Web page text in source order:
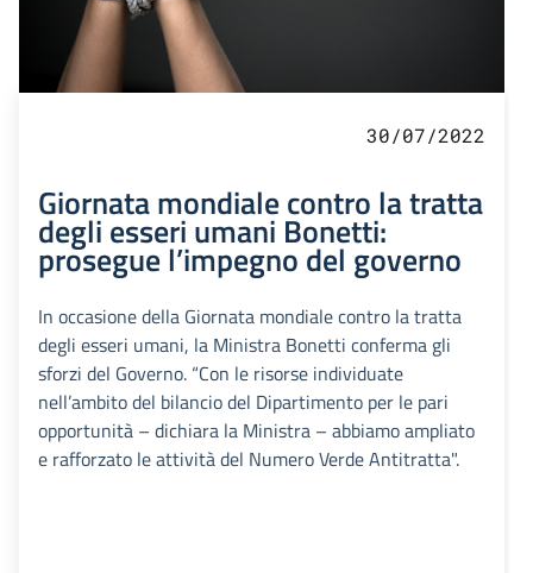
30/07/2022
Giornata mondiale contro la tratta
degli esseri umani Bonetti:
prosegue l’impegno del governo
In occasione della Giornata mondiale contro la tratta
degli esseri umani, la Ministra Bonetti conferma gli
sforzi del Governo. “Con le risorse individuate
nell’ambito del bilancio del Dipartimento per le pari
opportunità – dichiara la Ministra – abbiamo ampliato
e rafforzato le attività del Numero Verde Antitratta".